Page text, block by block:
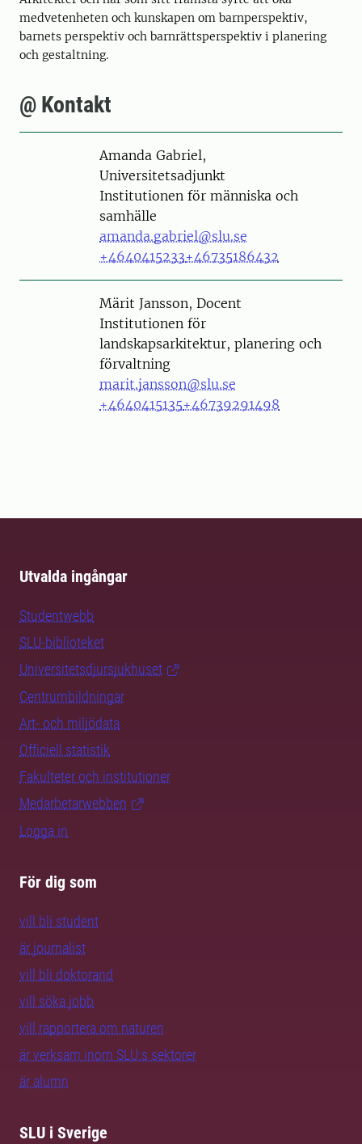
medvetenheten och kunskapen om barnperspektiv,
barnets perspektiv och barnrättsperspektiv i planering
och gestaltning.
@ Kontakt
PersonAmanda Gabriel,
Universitetsadjunkt
Institutionen för människa och
samhälle
amanda.gabriel@slu.se
+4640415233+46735186432
PersonMärit Jansson, Docent
Institutionen för
landskapsarkitektur, planering och
förvaltning
marit.jansson@slu.se
+4640415135+46739291498
Utvalda ingångar
Studentwebb
SLU-biblioteket
Universitetsdjursjukhuset
Centrumbildningar
Art- och miljödata
Officiell statistik
Fakulteter och institutioner
Medarbetarwebben
Logga in
För dig som
vill bli student
är journalist
vill bli doktorand
vill söka jobb
vill rapportera om naturen
är verksam inom SLU:s sektorer
är alumn
SLU i Sverige